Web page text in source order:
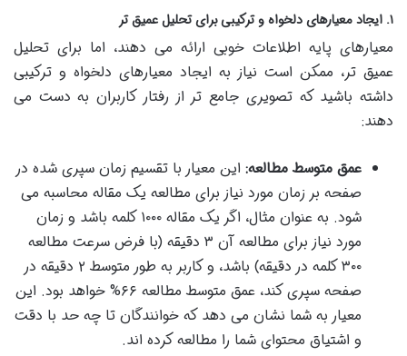
۱. ایجاد معیارهای دلخواه و ترکیبی برای تحلیل عمیق تر
معیارهای پایه اطلاعات خوبی ارائه می دهند، اما برای تحلیل
عمیق تر، ممکن است نیاز به ایجاد معیارهای دلخواه و ترکیبی
داشته باشید که تصویری جامع تر از رفتار کاربران به دست می
دهند:
عمق متوسط مطالعه: این معیار با تقسیم زمان سپری شده در
صفحه بر زمان مورد نیاز برای مطالعه یک مقاله محاسبه می
شود. به عنوان مثال، اگر یک مقاله ۱۰۰۰ کلمه باشد و زمان
مورد نیاز برای مطالعه آن ۳ دقیقه (با فرض سرعت مطالعه
۳۰۰ کلمه در دقیقه) باشد، و کاربر به طور متوسط ۲ دقیقه در
صفحه سپری کند، عمق متوسط مطالعه ۶۶% خواهد بود. این
معیار به شما نشان می دهد که خوانندگان تا چه حد با دقت
و اشتیاق محتوای شما را مطالعه کرده اند.